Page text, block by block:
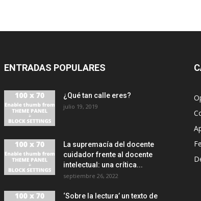
ENTRADAS POPULARES
¿Qué tan calle eres?
julio 19, 2019
La supremacía del docente
cuidador frente al docente
intelectual: una crítica...
septiembre 26, 2022
‘Sobre la lectura’ un texto de